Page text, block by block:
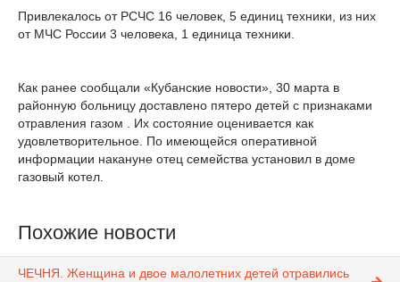
Привлекалось от РСЧС 16 человек, 5 единиц техники, из них
от МЧС России 3 человека, 1 единица техники.
Как ранее сообщали «Кубанские новости», 30 марта в
районную больницу доставлено пятеро детей с признаками
отравления газом . Их состояние оценивается как
удовлетворительное. По имеющейся оперативной
информации накануне отец семейства установил в доме
газовый котел.
Похожие новости
ЧЕЧНЯ. Женщина и двое малолетних детей отравились